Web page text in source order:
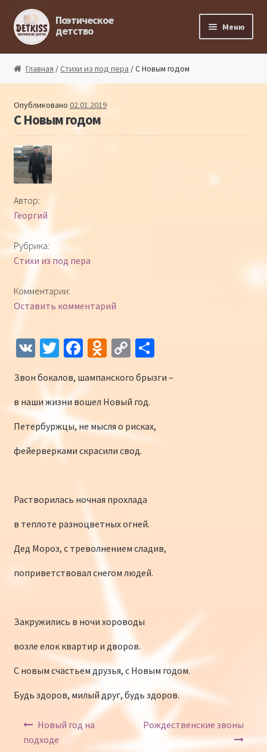
Перейти к навигации
Перейти к содержимому
Поэтическое
детство Меню
Поэтический ликбез
Поэтический блог
Детская философия
Интернет-конкурс чтецов «Созвучие 2018»
Наши участники и победители
Наши участники 2017
Страничка победителей 2017
Главная /Стихи из под пера / С Новым годом
Опубликовано 02.01.2019
С Новым годом
Автор:
Георгий
Рубрика:
Стихи из под пера
Комментарии:
Оставить комментарий
V T
tt
er
Fa
b
o
o
k
O
n
o
kl
as
sn
C
p
y
Li
n
k
О
п
а
Звон бокалов, шампанского брызги –
в наши жизни вошел Новый год.
Петербуржцы, не мысля о рисках,
фейерверками скрасили свод.
Растворилась ночная прохлада
в теплоте разноцветных огней.
Дед Мороз, с треволнением сладив,
поприветствовал снегом людей.
Закружились в ночи хороводы
возле елок квартир и дворов.
С новым счастьем друзья, с Новым годом.
Будь здоров, милый друг, будь здоров.
Навигация по записям
Новый год на
подходе
Рождественские звоны